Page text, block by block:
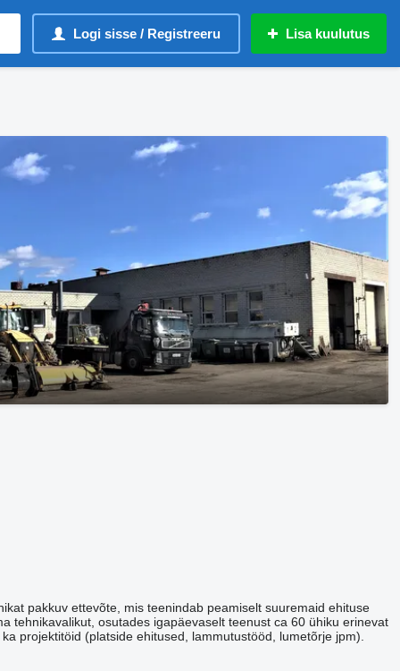
Logi sisse / Registreeru Lisa kuulutus
pakkuv ettevõte, mis teenindab peamiselt suuremaid ehituse
tehnikavalikut, osutades igapäevaselt teenust ca 60 ühiku erinevat
projektitöid (platside ehitused, lammutustööd, lumetõrje jpm).